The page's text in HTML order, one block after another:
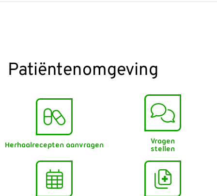
Patiëntenomgeving
Herhaalrecepten aanvragen
Vragen
stellen